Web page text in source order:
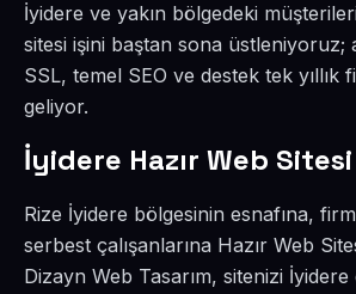
İyidere ve yakın bölgedeki
sitesi işini baştan sona üstleniyoruz;
SSL, temel SEO ve destek tek yıllık
geliyor.
İyidere Hazır Web
Rize İyidere bölgesinin esnafına,
serbest çalışanlarına Hazır Web
Dizayn Web Tasarım, sitenizi